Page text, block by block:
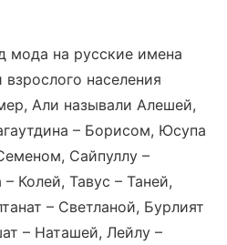
мода на русские имена
населения
Али называли Алешей,
– Борисом, Юсупа
Сайпуллу –
Колей, Тавус – Таней,
– Светланой, Бурлият
– Наташей, Лейлу –